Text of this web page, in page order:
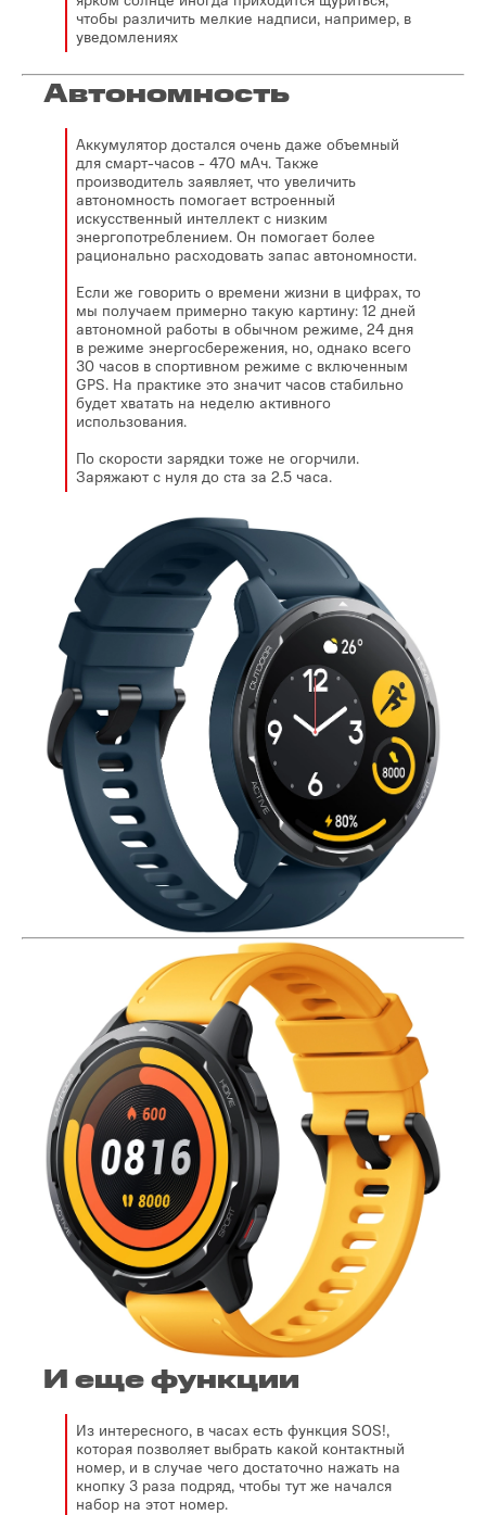
чтобы различить мелкие надписи, например, в
уведомлениях
Автономность
Аккумулятор достался очень даже объемный
для смарт-часов - 470 мАч. Также
производитель заявляет, что увеличить
автономность помогает встроенный
искусственный интеллект с низким
энергопотреблением. Он помогает более
рационально расходовать запас автономности.
Если же говорить о времени жизни в цифрах, то
мы получаем примерно такую картину: 12 дней
автономной работы в обычном режиме, 24 дня
в режиме энергосбережения, но, однако всего
30 часов в спортивном режиме с включенным
GPS. На практике это значит часов стабильно
будет хватать на неделю активного
использования.
По скорости зарядки тоже не огорчили.
Заряжают с нуля до ста за 2.5 часа.
И еще функции
Из интересного, в часах есть функция SOS!,
которая позволяет выбрать какой контактный
номер, и в случае чего достаточно нажать на
кнопку 3 раза подряд, чтобы тут же начался
набор на этот номер.